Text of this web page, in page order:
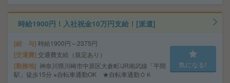
時給1900円！入社祝金10万円支給！[派遣]
給 与 時給1900円～2375円
交通費 交通費支給（規定あり）
勤務地 神奈川県川崎市中原区大倉町/JR南武線「平間
駅」徒歩15分 ※自転車通勤OK ★自転車通勤ＯＫ
気になる!